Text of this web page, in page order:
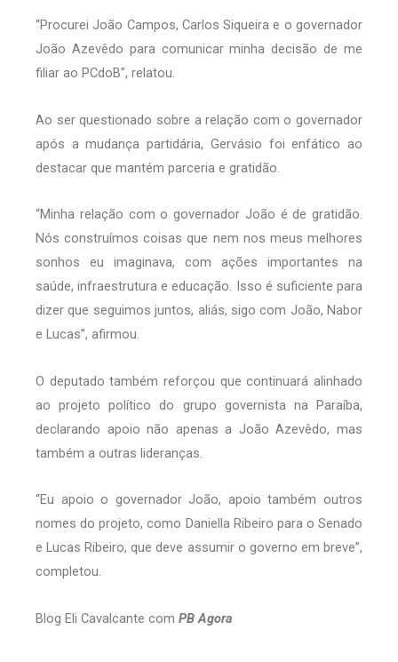
“Procurei João Campos, Carlos Siqueira e o governador
João Azevêdo para comunicar minha decisão de me
filiar ao PCdoB”, relatou.
Ao ser questionado sobre a relação com o governador
após a mudança partidária, Gervásio foi enfático ao
destacar que mantém parceria e gratidão.
“Minha relação com o governador João é de gratidão.
Nós construímos coisas que nem nos meus melhores
sonhos eu imaginava, com ações importantes na
saúde, infraestrutura e educação. Isso é suficiente para
dizer que seguimos juntos, aliás, sigo com João, Nabor
e Lucas”, afirmou.
O deputado também reforçou que continuará alinhado
ao projeto político do grupo governista na Paraíba,
declarando apoio não apenas a João Azevêdo, mas
também a outras lideranças.
“Eu apoio o governador João, apoio também outros
nomes do projeto, como Daniella Ribeiro para o Senado
e Lucas Ribeiro, que deve assumir o governo em breve”,
completou.
Blog Eli Cavalcante com PB Agora